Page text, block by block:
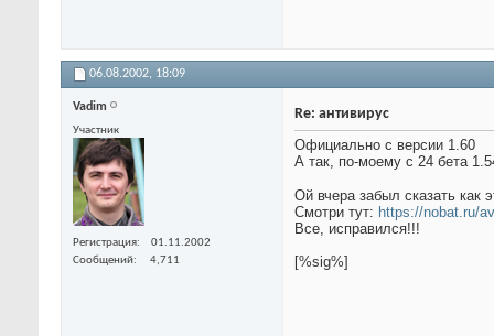
06.08.2002, 18:09
Vadim
Участник
Регистрация
01.11.2002
Сообщений
4,711
Re: антивирус
Официально с версии 1.60
А так, по-моему с 24 бета
Ой вчера забыл сказать как
Смотри тут: https://nobat.ru/
Все, исправился!!!
[%sig%]